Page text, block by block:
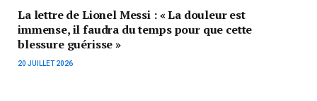
La lettre de Lionel Messi : « La douleur est
immense, il faudra du temps pour que cette
blessure guérisse »
20 JUILLET 2026